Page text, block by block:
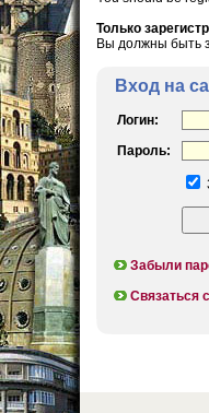
Только
Вы должны быть
Вход на
Логин:
Пароль:
Забыли
Связаться